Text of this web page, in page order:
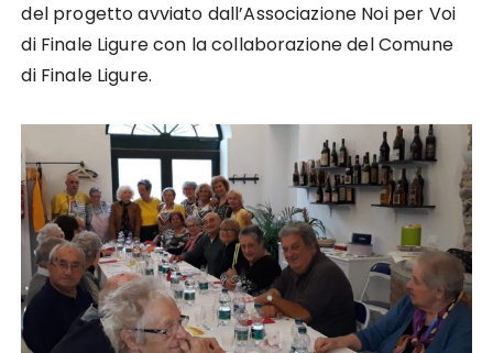
del progetto avviato dall’Associazione Noi per Voi
di Finale Ligure con la collaborazione del Comune
di Finale Ligure.